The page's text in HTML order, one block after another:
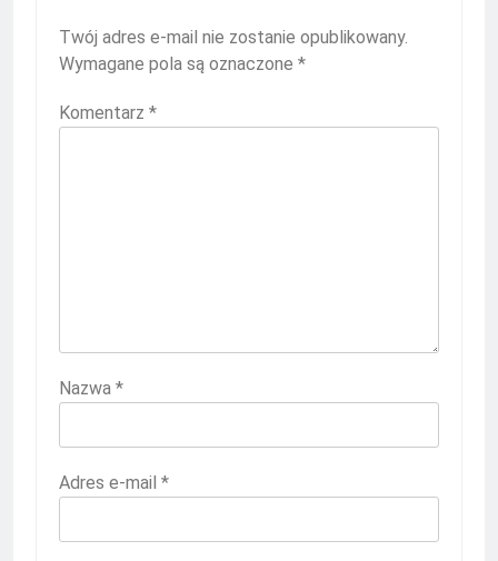
Twój adres e-mail nie zostanie opublikowany.
Wymagane pola są oznaczone *
Komentarz *
Nazwa *
Adres e-mail *